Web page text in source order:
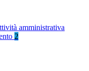
amministrativa
2